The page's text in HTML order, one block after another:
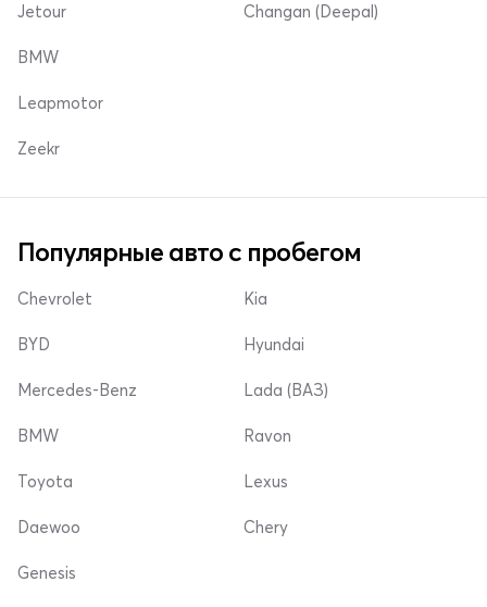
Jetour Changan (Deepal)
BMW
Leapmotor
Zeekr
Популярные авто с пробегом
Chevrolet
BYD
Mercedes-Benz
Kia
Hyundai
Lada (ВАЗ)
BMW
Toyota
Daewoo
Ravon
Lexus
Chery
Genesis